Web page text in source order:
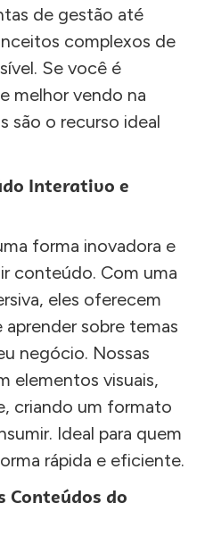
de gestão até
complexos de
Se você é
melhor vendo na
são o recurso ideal
Interativo e
forma inovadora e
conteúdo. Com uma
eles oferecem
aprender sobre temas
negócio. Nossas
elementos visuais,
criando um formato
Ideal para quem
rápida e eficiente.
Conteúdos do